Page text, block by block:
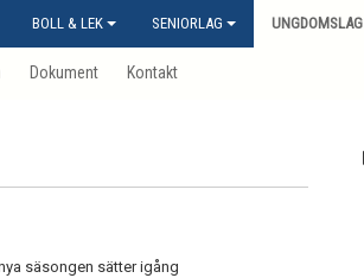
BOLL & LEK SENIORLAG UNGDOMSLAG
Dokument Kontakt
säsongen sätter igång